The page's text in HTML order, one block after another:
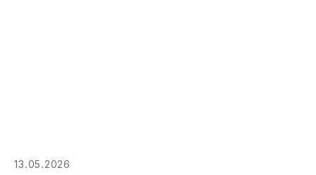
13.05.2026